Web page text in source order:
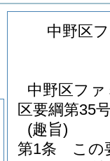
中野区
中野区フ
区要綱第35
(趣旨)
第1条
この